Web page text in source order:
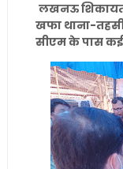
लखनऊ
खफा थाना-
सीएम के पास कई